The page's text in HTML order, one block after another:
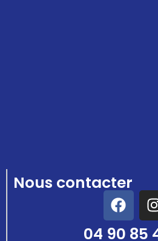
Nous contacter
04 90 85